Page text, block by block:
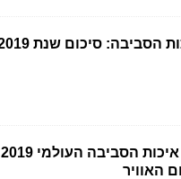
הסביבה: סיכום שנת 2019
האוויר